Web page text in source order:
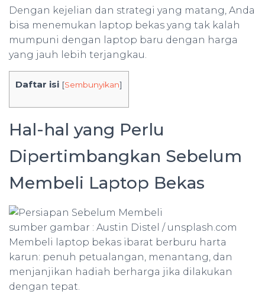
Dengan kejelian dan strategi yang matang, Anda
bisa menemukan laptop bekas yang tak kalah
mumpuni dengan laptop baru dengan harga
yang jauh lebih terjangkau.
Daftar isi [Sembunyikan]
Hal-hal yang Perlu
Dipertimbangkan Sebelum
Membeli Laptop Bekas
sumber gambar : Austin Distel / unsplash.com
Membeli laptop bekas ibarat berburu harta
karun: penuh petualangan, menantang, dan
menjanjikan hadiah berharga jika dilakukan
dengan tepat.